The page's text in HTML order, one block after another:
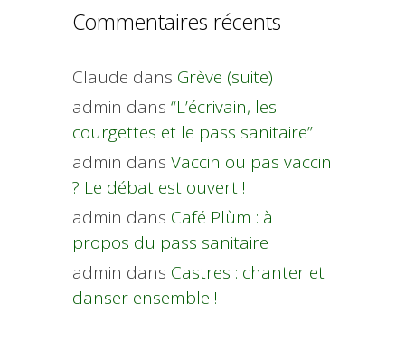
Commentaires récents
Claude dans Grève (suite)
admin dans “L’écrivain, les
courgettes et le pass sanitaire”
admin dans Vaccin ou pas vaccin
? Le débat est ouvert !
admin dans Café Plùm : à
propos du pass sanitaire
admin dans Castres : chanter et
danser ensemble !